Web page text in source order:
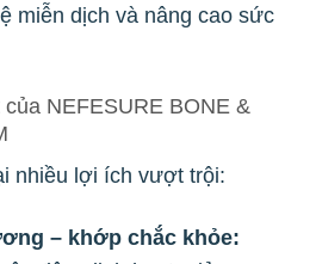
miễn dịch và nâng cao sức
NEFESURE BONE &
nhiều lợi ích vượt trội:
– khớp chắc khỏe: